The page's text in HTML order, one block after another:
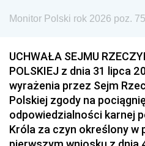
Monitor Polski rok 2026 poz.
UCHWAŁA SEJMU
POLSKIEJ z dnia 31 lipca
wyrażenia przez Sejm
Polskiej zgody na
odpowiedzialności karnej
Króla za czyn określony w